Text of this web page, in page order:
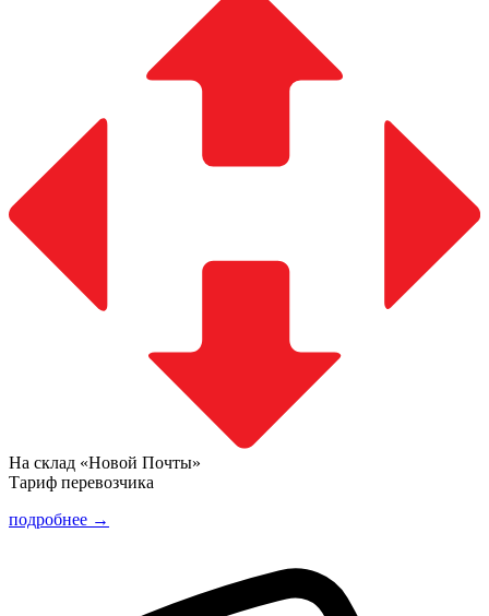
На склад «Новой Почты»
Тариф перевозчика
подробнее →